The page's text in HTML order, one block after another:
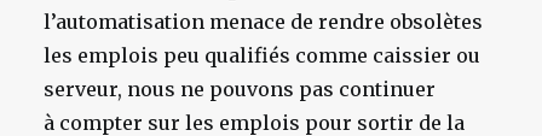
l’automatisation menace de rendre obsolètes
les emplois peu qualifiés comme caissier ou
serveur, nous ne pouvons pas continuer
à compter sur les emplois pour sortir de la